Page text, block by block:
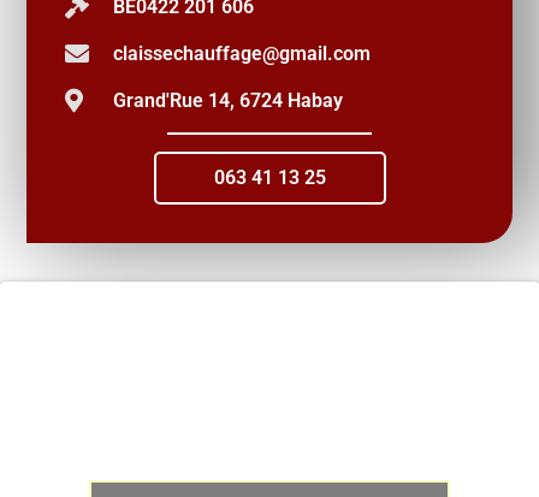
BE0422 201 606
claissechauffage@gmail.com
Grand'Rue 14, 6724 Habay
063 41 13 25